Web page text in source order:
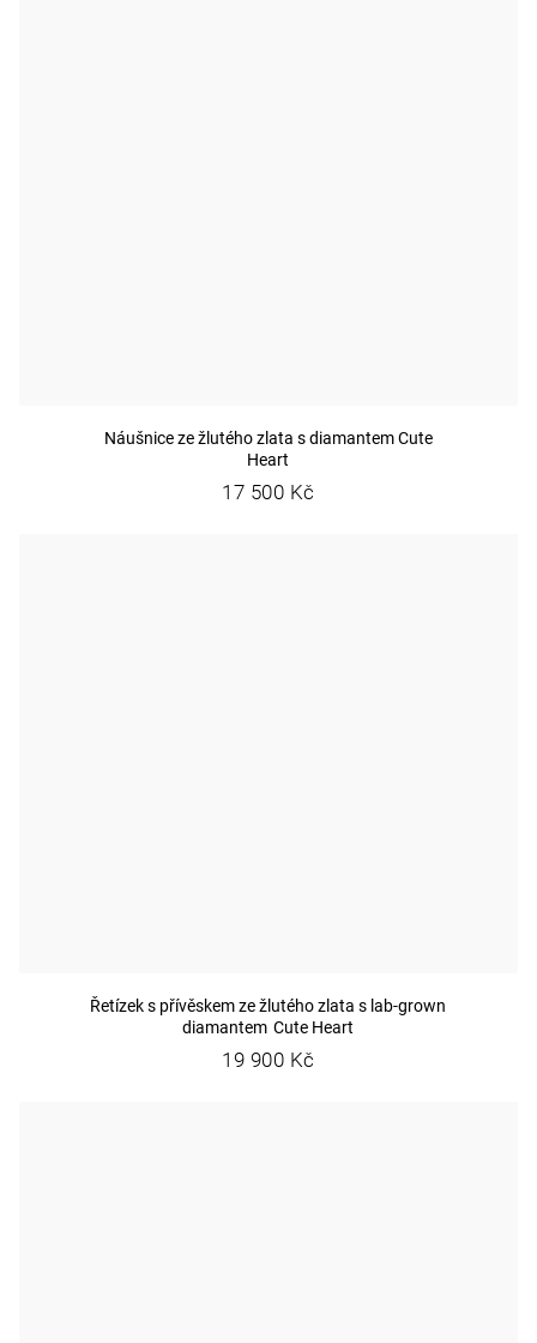
Náušnice ze žlutého zlata s diamantem Cute
Heart
17 500 Kč
Řetízek s přívěskem ze žlutého zlata s lab-grown
diamantem Cute Heart
19 900 Kč